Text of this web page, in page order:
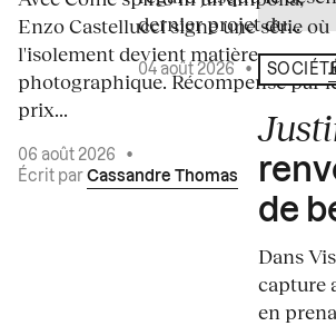
Enzo Castellucci signe une série où
l'isolement devient matière
photographique. Récompensé par
prix...
06 août 2026
•
Écrit par Cassandre Thomas
dernier projet du...
04 août 2026 • Écrit par
de
Dans
capture
en